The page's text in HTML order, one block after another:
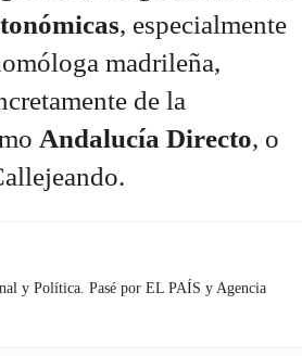
, especialmente
madrileña,
de la
Andalucía Directo, o
y Política. Pasé por EL PAÍS y Agencia